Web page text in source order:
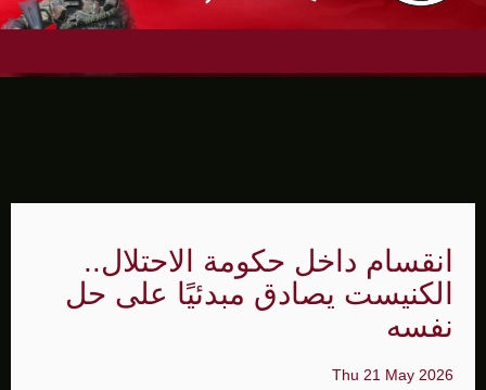
انقسام داخل حكومة الاحتلال..
الكنيست يصادق مبدئيًا على حل
نفسه
Thu 21 May 2026